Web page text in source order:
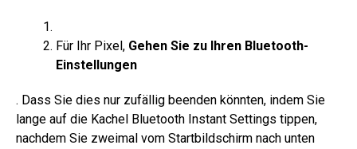
Für Ihr Pixel, Gehen Sie zu Ihren Bluetooth-
Einstellungen
. Dass Sie dies nur zufällig beenden könnten, indem Sie
lange auf die Kachel Bluetooth Instant Settings tippen,
nachdem Sie zweimal vom Startbildschirm nach unten